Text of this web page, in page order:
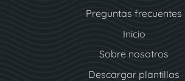
Preguntas frecuentes
Inicio
Sobre nosotros
Descargar plantillas